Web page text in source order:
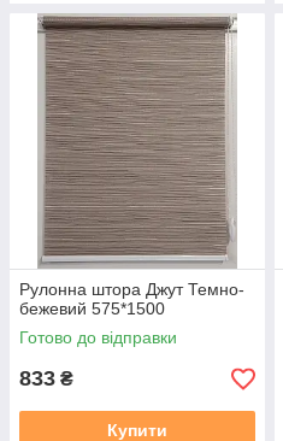
Рулонна штора Джут Темно-
бежевий 575*1500
Готово до відправки
833 ₴
Купити